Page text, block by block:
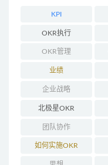
KPI
OKR执行
OKR管理
业绩
企业战略
北极星OKR
团队协作
如何实施OKR